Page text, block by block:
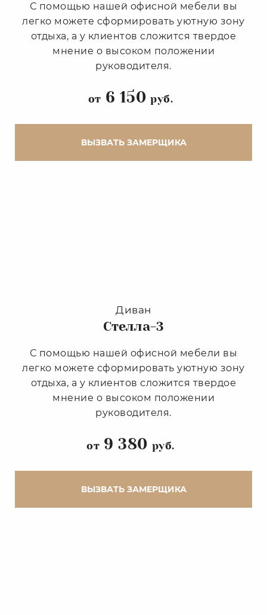
С помощью нашей офисной мебели вы
легко можете сформировать уютную зону
отдыха, а у клиентов сложится твердое
мнение о высоком положении
руководителя.
от 6 150 руб.
ВЫЗВАТЬ ЗАМЕРЩИКА
Диван
Стелла-3
С помощью нашей офисной мебели вы
легко можете сформировать уютную зону
отдыха, а у клиентов сложится твердое
мнение о высоком положении
руководителя.
от 9 380 руб.
ВЫЗВАТЬ ЗАМЕРЩИКА